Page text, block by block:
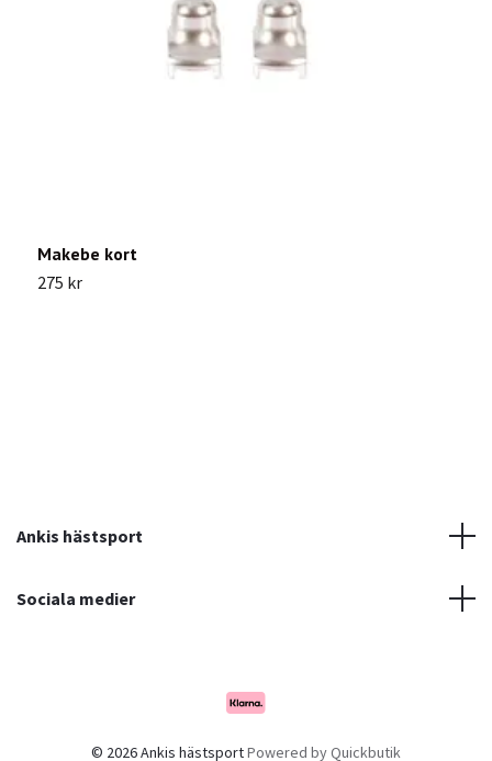
Makebe kort
275 kr
Ankis hästsport
Sociala medier
© 2026 Ankis hästsportPowered by Quickbutik